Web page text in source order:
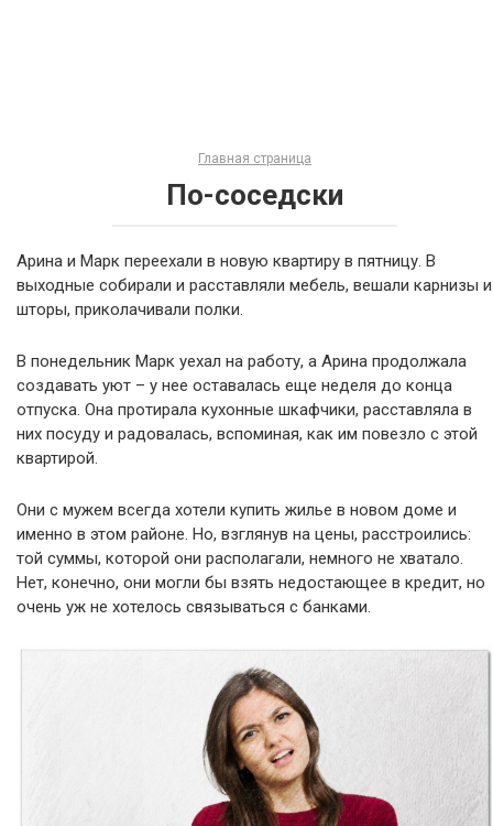
Главная страница
По-соседски
Арина и Марк переехали в новую квартиру в пятницу. В
выходные собирали и расставляли мебель, вешали карнизы и
шторы, приколачивали полки.
В понедельник Марк уехал на работу, а Арина продолжала
создавать уют – у нее оставалась еще неделя до конца
отпуска. Она протирала кухонные шкафчики, расставляла в
них посуду и радовалась, вспоминая, как им повезло с этой
квартирой.
Они с мужем всегда хотели купить жилье в новом доме и
именно в этом районе. Но, взглянув на цены, расстроились:
той суммы, которой они располагали, немного не хватало.
Нет, конечно, они могли бы взять недостающее в кредит, но
очень уж не хотелось связываться с банками.